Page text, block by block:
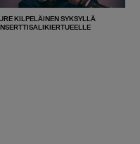
KILPELÄINEN SYKSYLLÄ